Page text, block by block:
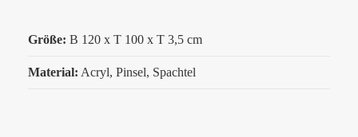
Größe: B 120 x T 100 x T 3,5 cm
Material: Acryl, Pinsel, Spachtel